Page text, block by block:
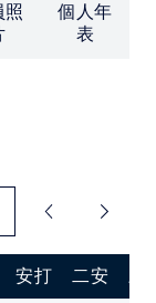
照
個人年
表
安打 二安 三